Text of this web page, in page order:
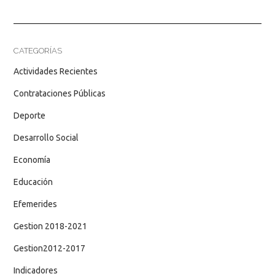
CATEGORÍAS
Actividades Recientes
Contrataciones Públicas
Deporte
Desarrollo Social
Economía
Educación
Efemerides
Gestion 2018-2021
Gestion2012-2017
Indicadores